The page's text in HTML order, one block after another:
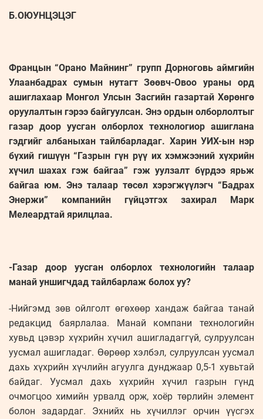
Б.ОЮУНЦЭЦЭГ
Францын “Орано Майнинг” групп Дорноговь аймгийн
Улаанбадрах сумын нутагт Зөөвч-Овоо ураны орд
ашиглахаар Монгол Улсын Засгийн газартай Хөрөнгө
оруулалтын гэрээ байгуулсан. Энэ ордын олборлолтыг
газар доор уусган олборлох технологиор ашиглана
гэдгийг албаныхан тайлбарладаг. Харин УИХ-ын нэр
бүхий гишүүн “Газрын гүн рүү их хэмжээний хүхрийн
хүчил шахах гэж байгаа” гэж уулзалт бүрдээ ярьж
байгаа юм. Энэ талаар төсөл хэрэгжүүлэгч “Бадрах
Энержи” компанийн гүйцэтгэх захирал Марк
Мелеардтай ярилцлаа.
-Газар доор уусган олборлох технологийн талаар
манай уншигчдад тайлбарлаж болох уу?
-Нийгэмд зөв ойлголт өгөхөөр хандаж байгаа танай
редакцид баярлалаа. Манай компани технологийн
хувьд цэвэр хүхрийн хүчил ашигладаггүй, сулруулсан
уусмал ашигладаг. Өөрөөр хэлбэл, сулруулсан уусмал
дахь хүхрийн хүчлийн агуулга дунджаар 0,5-1 хувьтай
байдаг. Уусмал дахь хүхрийн хүчил газрын гүнд
очмогцоо химийн урвалд орж, хоёр төрлийн элемент
болон задардаг. Эхнийх нь хүчиллэг орчин үүсгэх